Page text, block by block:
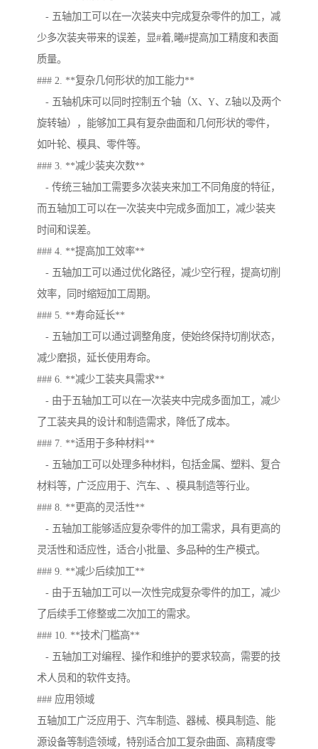
- 五轴加工可以在一次装夹中完成复杂零件的加工，减
少多次装夹带来的误差，显#着,曦#提高加工精度和表面
质量。
### 2. **复杂几何形状的加工能力**
- 五轴机床可以同时控制五个轴（X、Y、Z轴以及两个
旋转轴），能够加工具有复杂曲面和几何形状的零件，
如叶轮、模具、零件等。
### 3. **减少装夹次数**
- 传统三轴加工需要多次装夹来加工不同角度的特征，
而五轴加工可以在一次装夹中完成多面加工，减少装夹
时间和误差。
### 4. **提高加工效率**
- 五轴加工可以通过优化路径，减少空行程，提高切削
效率，同时缩短加工周期。
### 5. **寿命延长**
- 五轴加工可以通过调整角度，使始终保持切削状态，
减少磨损，延长使用寿命。
### 6. **减少工装夹具需求**
- 由于五轴加工可以在一次装夹中完成多面加工，减少
了工装夹具的设计和制造需求，降低了成本。
### 7. **适用于多种材料**
- 五轴加工可以处理多种材料，包括金属、塑料、复合
材料等，广泛应用于、汽车、、模具制造等行业。
### 8. **更高的灵活性**
- 五轴加工能够适应复杂零件的加工需求，具有更高的
灵活性和适应性，适合小批量、多品种的生产模式。
### 9. **减少后续加工**
- 由于五轴加工可以一次性完成复杂零件的加工，减少
了后续手工修整或二次加工的需求。
### 10. **技术门槛高**
- 五轴加工对编程、操作和维护的要求较高，需要的技
术人员和的软件支持。
### 应用领域
五轴加工广泛应用于、汽车制造、器械、模具制造、能
源设备等制造领域，特别适合加工复杂曲面、高精度零